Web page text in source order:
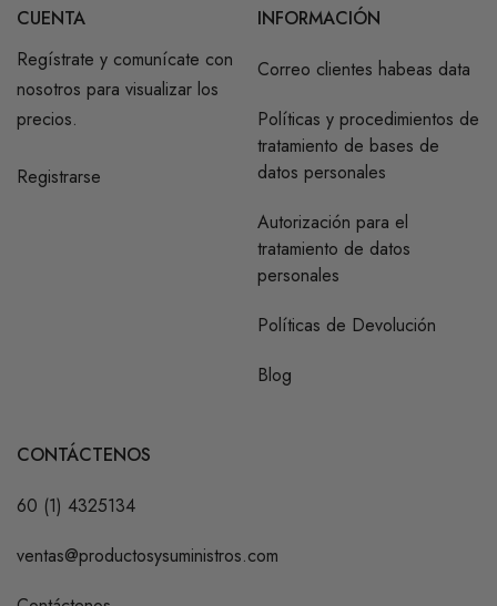
CUENTA
Regístrate y comunícate con
nosotros para visualizar los
precios.
Registrarse
INFORMACIÓN
Correo clientes habeas data
Políticas y procedimientos de
tratamiento de bases de
datos personales
Autorización para el
tratamiento de datos
personales
Políticas de Devolución
Blog
CONTÁCTENOS
60 (1) 4325134
ventas@productosysuministros.com